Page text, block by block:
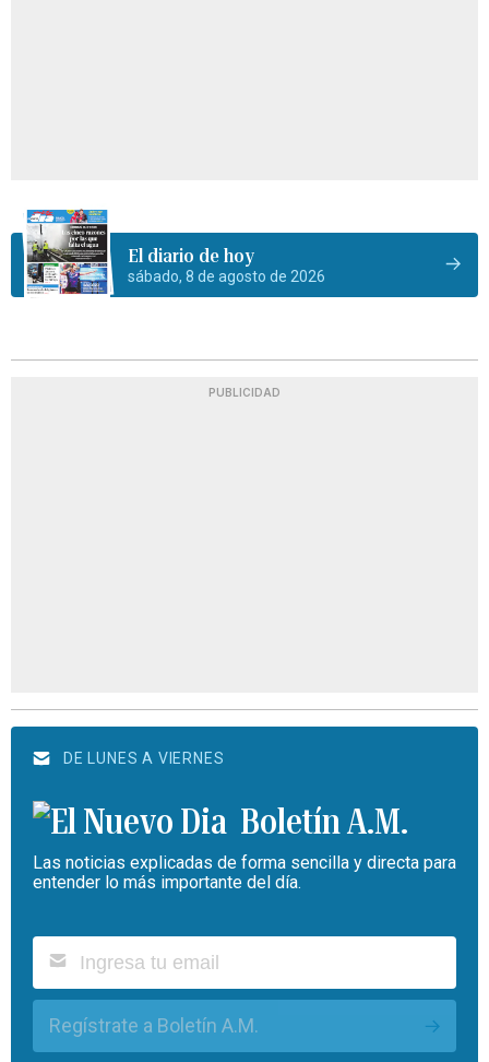
El diario de hoy
sábado, 8 de agosto de 2026
PUBLICIDAD
DE LUNES A VIERNES
Boletín A.M.
Las noticias explicadas de forma sencilla y directa para
entender lo más importante del día.
Regístrate a Boletín A.M.